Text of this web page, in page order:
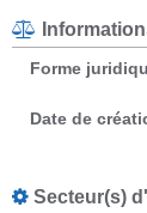
Forme
Date de
Secteur(s)